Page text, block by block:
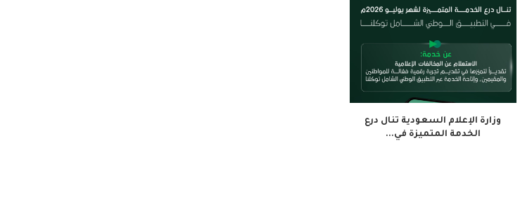
وزارة الإعلام السعودية تنال درع
الخدمة المتميزة في...